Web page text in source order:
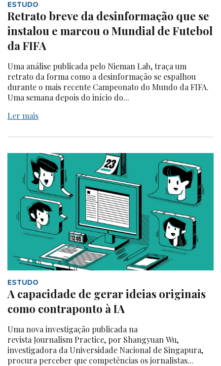
ESTUDO
Retrato breve da desinformação que se
instalou e marcou o Mundial de Futebol
da FIFA
Uma análise publicada pelo Nieman Lab, traça um
retrato da forma como a desinformação se espalhou
durante o mais recente Campeonato do Mundo da FIFA.
Uma semana depois do início do...
Ler mais
ESTUDO
A capacidade de gerar ideias originais
como contraponto à IA
Uma nova investigação publicada na
revista Journalism Practice, por Shangyuan Wu,
investigadora da Universidade Nacional de Singapura,
procura perceber que competências os jornalistas...